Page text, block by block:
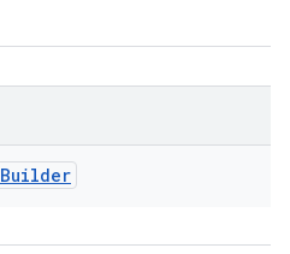
Builder